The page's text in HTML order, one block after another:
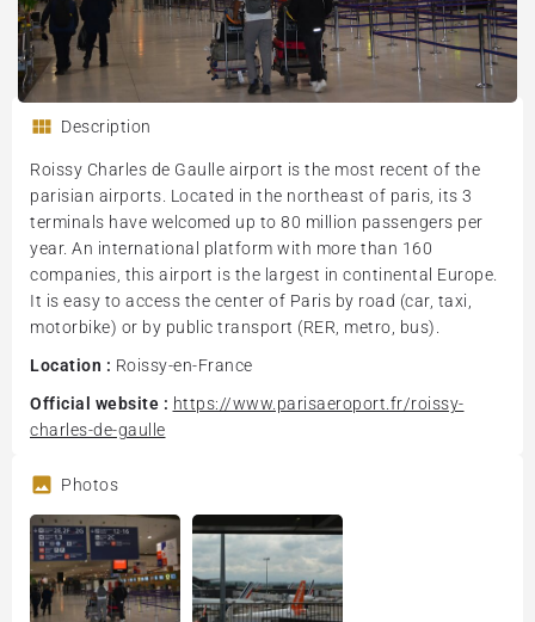
Site internet
Description
Roissy Charles de Gaulle airport is the most recent of the
parisian airports. Located in the northeast of paris, its 3
terminals have welcomed up to 80 million passengers per
year. An international platform with more than 160
companies, this airport is the largest in continental Europe.
It is easy to access the center of Paris by road (car, taxi,
motorbike) or by public transport (RER, metro, bus).
Location : Roissy-en-France
Official website : https://www.parisaeroport.fr/roissy-
charles-de-gaulle
Photos